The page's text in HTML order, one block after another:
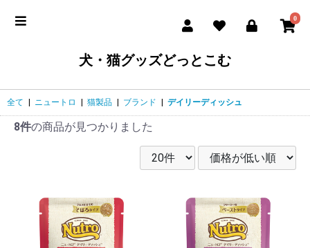
0
犬・猫グッズどっとこむ
全て ニュートロ 猫製品 ブランド デイリーディッシュ
8件の商品が見つかりました